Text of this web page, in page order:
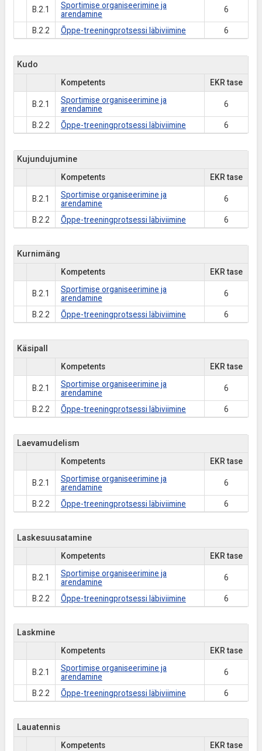
B.2.1
Sportimise organiseerimine ja
arendamine
6
B.2.2 Õppe-treeningprotsessi läbiviimine 6
Kudo
Kompetents EKR tase
B.2.1
Sportimise organiseerimine ja
arendamine
6
B.2.2 Õppe-treeningprotsessi läbiviimine 6
Kujundujumine
Kompetents EKR tase
B.2.1
Sportimise organiseerimine ja
arendamine
6
B.2.2 Õppe-treeningprotsessi läbiviimine 6
Kurnimäng
Kompetents EKR tase
B.2.1
Sportimise organiseerimine ja
arendamine
6
B.2.2 Õppe-treeningprotsessi läbiviimine 6
Käsipall
Kompetents EKR tase
B.2.1
Sportimise organiseerimine ja
arendamine
6
B.2.2 Õppe-treeningprotsessi läbiviimine 6
Laevamudelism
Kompetents EKR tase
B.2.1
Sportimise organiseerimine ja
arendamine
6
B.2.2 Õppe-treeningprotsessi läbiviimine 6
Laskesuusatamine
Kompetents EKR tase
B.2.1
Sportimise organiseerimine ja
arendamine
6
B.2.2 Õppe-treeningprotsessi läbiviimine 6
Laskmine
Kompetents EKR tase
B.2.1
Sportimise organiseerimine ja
arendamine
6
B.2.2 Õppe-treeningprotsessi läbiviimine 6
Lauatennis
Kompetents EKR tase